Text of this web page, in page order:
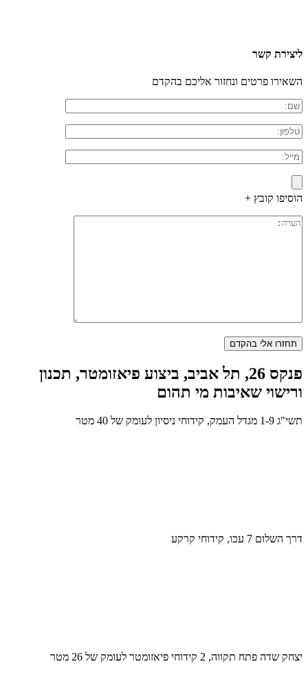
ליצירת קשר
השאירו פרטים ונחזור אליכם בהקדם
הוסיפו קובץ +
פנקס 26, תל אביב, ביצוע פיאזומטר, תכנון
ורישוי שאיבות מי תהום
תשי"ג 1-9 מגדל העמק, קידוחי ניסיון לעומק של 40 מטר
דרך השלום 7 עכו, קידוחי קרקע
יצחק שדה פתח תקווה, 2 קידוחי פיאזומטר לעומק של 26 מטר